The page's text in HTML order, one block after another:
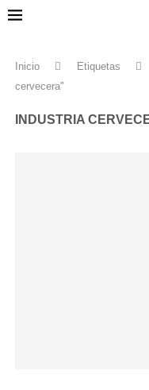
Inicio Etiquetas
cervecera"
INDUSTRIA